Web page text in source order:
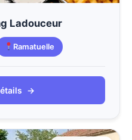
Ladouceur
Ramatuelle
→